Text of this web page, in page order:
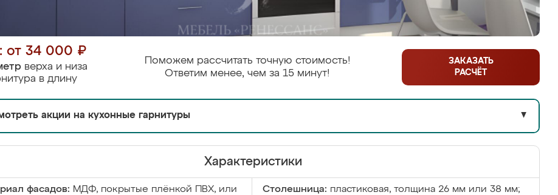
от 34 000 ₽
верха и низа
в длину
Поможем рассчитать точную стоимость!
Ответим менее, чем за 15 минут!
ЗАКАЗАТЬ
РАСЧЁТ
акции на кухонные гарнитуры ▼
Характеристики
фасадов: МДФ, покрытые плёнкой ПВХ, или
Столешница: пластиковая, толщина 26 мм или 38 мм;